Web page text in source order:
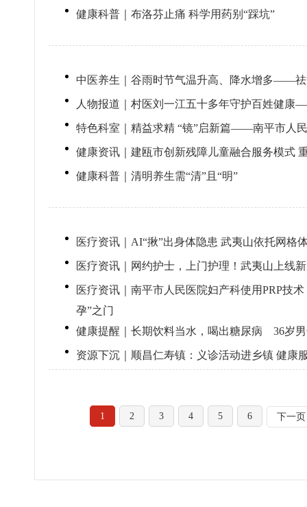
健康科普｜布洛芬止痛 科学用药别“踩坑”
中医养生｜谷雨时节气温升高、降水增多——
人物报道｜村医刘一江五十多年守护百姓健
特色科室｜精益求精 “镜”启新篇——南平市人
健康资讯｜建瓯市创新残障儿童融合服务模式
健康科普｜清明养生需“清”且“明”
医疗资讯｜AI“揪”出身体隐患 武夷山依托网格
医疗资讯｜网约护士，上门护理！武夷山上线
医疗资讯｜南平市人民医院妇产科使用PRP技
孕”之门
健康提醒｜长期饮料当水，喝出糖尿病 36岁
资源下沉｜顺昌仁寿镇：义诊活动进乡镇 健康
1 2 3 4 5 6 下一页